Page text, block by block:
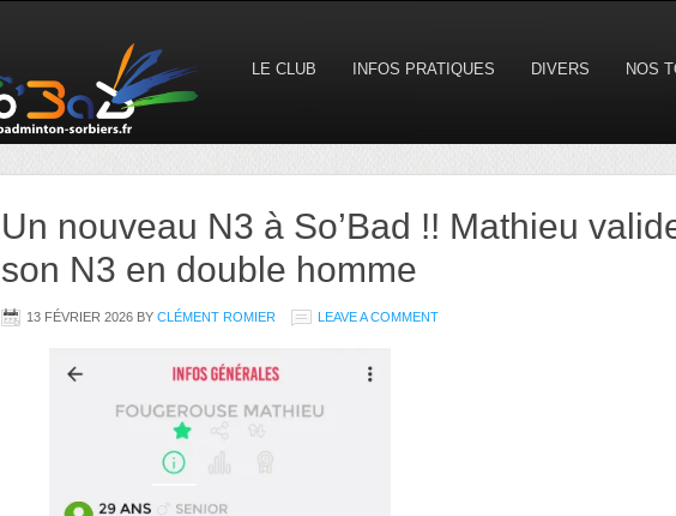
LE CLUB INFOS PRATIQUES DIVERS NOS
Un nouveau N3 à So’Bad !! Mathieu
son N3 en double homme
13 FÉVRIER 2026 BY CLÉMENT ROMIER LEAVE A COMMENT